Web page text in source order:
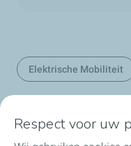
Elektrische Mobiliteit
Onze sectoren in
Respect voor uw